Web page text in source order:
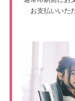
お支払いいた